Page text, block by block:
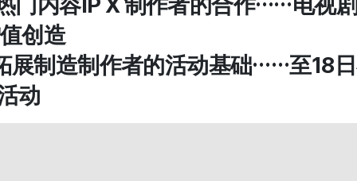
创造
展制造制作者的活动基础……至18
动